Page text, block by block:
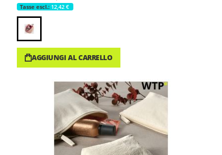
12,42 €
AGGIUNGI AL CARRELLO